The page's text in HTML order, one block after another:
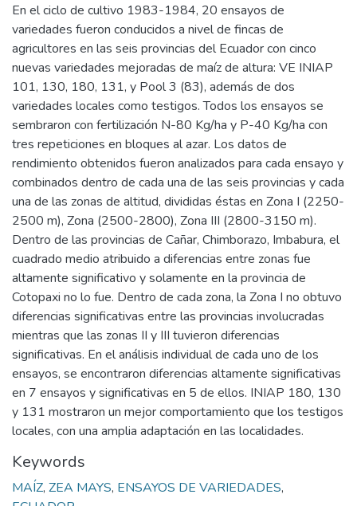
En el ciclo de cultivo 1983-1984, 20 ensayos de
variedades fueron conducidos a nivel de fincas de
agricultores en las seis provincias del Ecuador con cinco
nuevas variedades mejoradas de maíz de altura: VE INIAP
101, 130, 180, 131, y Pool 3 (83), además de dos
variedades locales como testigos. Todos los ensayos se
sembraron con fertilización N-80 Kg/ha y P-40 Kg/ha con
tres repeticiones en bloques al azar. Los datos de
rendimiento obtenidos fueron analizados para cada ensayo y
combinados dentro de cada una de las seis provincias y cada
una de las zonas de altitud, divididas éstas en Zona I (2250-
2500 m), Zona (2500-2800), Zona III (2800-3150 m).
Dentro de las provincias de Cañar, Chimborazo, Imbabura, el
cuadrado medio atribuido a diferencias entre zonas fue
altamente significativo y solamente en la provincia de
Cotopaxi no lo fue. Dentro de cada zona, la Zona I no obtuvo
diferencias significativas entre las provincias involucradas
mientras que las zonas II y III tuvieron diferencias
significativas. En el análisis individual de cada uno de los
ensayos, se encontraron diferencias altamente significativas
en 7 ensayos y significativas en 5 de ellos. INIAP 180, 130
y 131 mostraron un mejor comportamiento que los testigos
locales, con una amplia adaptación en las localidades.
Keywords
MAÍZ, ZEA MAYS, ENSAYOS DE VARIEDADES,